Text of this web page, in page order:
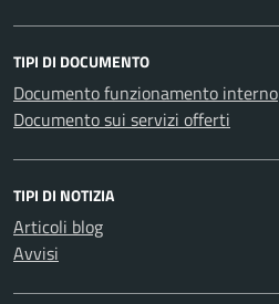
TIPI DI DOCUMENTO
Documento funzionamento interno
Documento sui servizi offerti
TIPI DI NOTIZIA
Articoli blog
Avvisi